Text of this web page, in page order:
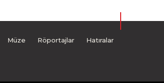
Müze Röportajlar Hatıralar